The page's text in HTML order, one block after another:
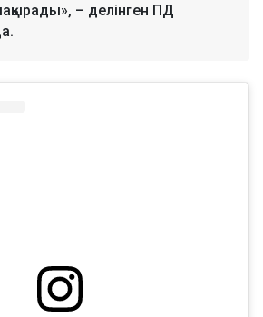
– делінген ПД